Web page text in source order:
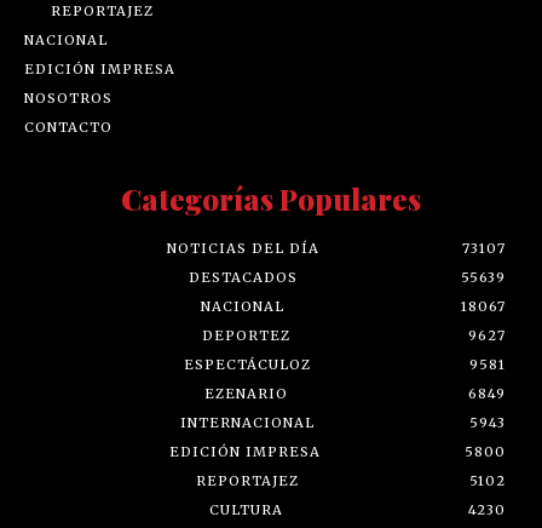
REPORTAJEZ
NACIONAL
EDICIÓN IMPRESA
NOSOTROS
CONTACTO
Categorías Populares
NOTICIAS DEL DÍA
73107
DESTACADOS
55639
NACIONAL
18067
DEPORTEZ
9627
ESPECTÁCULOZ
9581
EZENARIO
6849
INTERNACIONAL
5943
EDICIÓN IMPRESA
5800
REPORTAJEZ
5102
CULTURA
4230